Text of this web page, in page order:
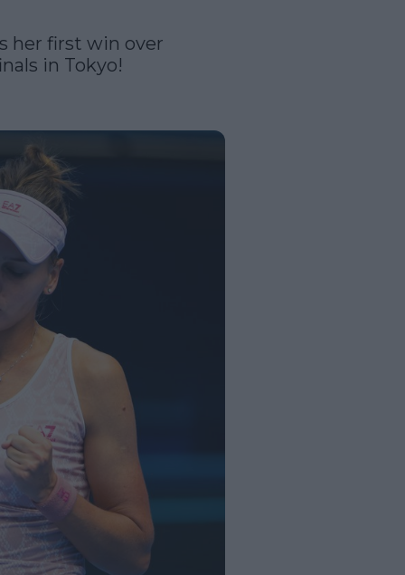
her first win over
in Tokyo!